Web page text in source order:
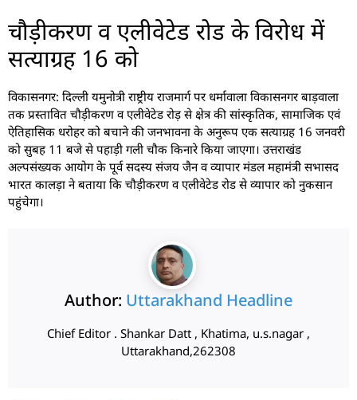
चौड़ीकरण व एलीवेटेड रोड के विरोध में
सत्याग्रह 16 को
विकासनगर: दिल्ली यमुनोत्री राष्ट्रीय राजमार्ग पर धर्मावाला विकासनगर बाड़वाला
तक प्रस्तावित चौड़ीकरण व एलीवेटेड रोड़ से क्षेत्र की सांस्कृतिक, सामाजिक एवं
ऐतिहासिक धरोहर को बचाने की जनभावना के अनुरूप एक सत्याग्रह 16 जनवरी
को सुबह 11 बजे से पहाड़ी गली चौक किनारे किया जाएगा। उत्तराखंड
अल्पसंख्यक आयोग के पूर्व सदस्य संजय जैन व व्यापार मंडल महामंत्री सभासद
भारत कालड़ा ने बताया कि चौड़ीकरण व एलीवेटेड रोड से व्यापार को नुकसान
पहुंचेगा।
Author: Uttarakhand Headline
Chief Editor . Shankar Datt , Khatima, u.s.nagar ,
Uttarakhand,262308